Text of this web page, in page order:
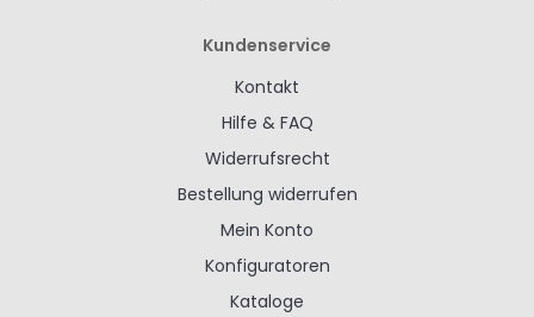
Kundenservice
Kontakt
Hilfe & FAQ
Widerrufsrecht
Bestellung widerrufen
Mein Konto
Konfiguratoren
Kataloge